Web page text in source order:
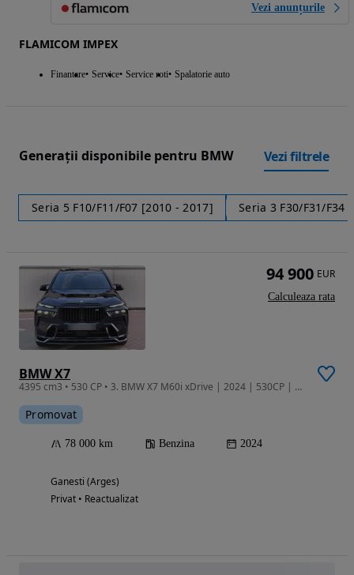
Vezi anunțurile
FLAMICOM IMPEX
Finantare Service Service roti Spalatorie auto
Generații disponibile pentru BMW Vezi filtrele
Seria 5 F10/F11/F07 [2010 - 2017] Seria 3 F30/F31/F34
BMW X7
4395 cm3 • 530 CP • 3. BMW X7 M60i xDrive | 2024 | 530CP | Service gratuit | Garantie | Fu
Promovat
78 000 km Benzina 2024
Ganesti (Arges)
Privat • Reactualizat
94 900 EUR
Calculeaza rata